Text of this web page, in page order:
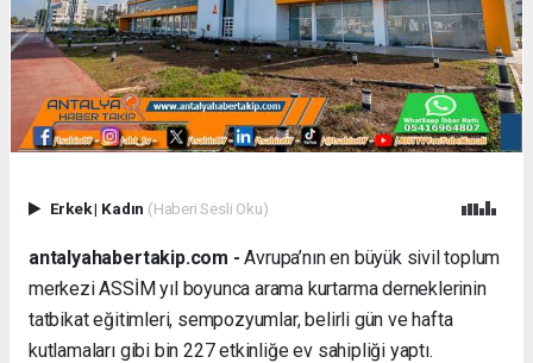
Erkek| Kadın (Haberi Sesli Oku)
antalyahabertakip.com - Avrupa’nın en büyük sivil toplum
merkezi ASSİM yıl boyunca arama kurtarma derneklerinin
tatbikat eğitimleri, sempozyumlar, belirli gün ve hafta
kutlamaları gibi bin 227 etkinliğe ev sahipliği yaptı.